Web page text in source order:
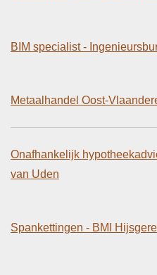
BIM specialist -
Metaalhandel Oost-
Onafhankelijk
van Uden
Spankettingen - BMI